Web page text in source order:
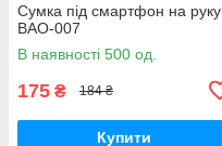
Сумка під смартфон на руку
BAO-007
В наявності 500 од.
175 ₴ 184 ₴
Купити